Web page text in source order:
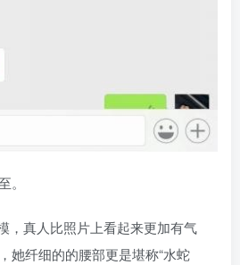
。
，真人比照片上看起来更加有气
她纤细的的腰部更是堪称“水蛇